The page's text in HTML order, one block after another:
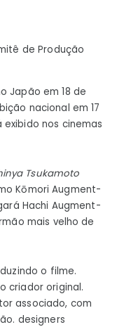
–
de Produção
Japão em 18 de
nacional em 17
nos cinemas
Tsukamoto
Kōmori Augment-
Hachi Augment-
mais velho de
o filme.
criador original.
associado, com
designers